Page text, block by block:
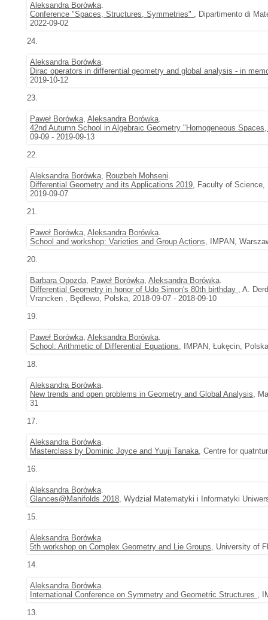
Aleksandra Borówka.
Conference "Spaces, Structures, Symmetries" , Dipartimento di
2022-09-02
24.
Aleksandra Borówka.
Dirac operators in differential geometry and global analysis - in
2019-10-12
23.
Paweł Borówka, Aleksandra Borówka.
42nd Autumn School in Algebraic Geometry "Homogeneous
09-09 - 2019-09-13
22.
Aleksandra Borówka, Rouzbeh Mohseni.
Differential Geometry and its Applications 2019, Faculty of Science,
2019-09-07
21.
Paweł Borówka, Aleksandra Borówka.
School and workshop: Varieties and Group Actions, IMPAN,
20.
Barbara Opozda, Paweł Borówka, Aleksandra Borówka.
Differential Geometry in honor of Udo Simon's 80th birthday , A.
Vrancken , Będlewo, Polska, 2018-09-07 - 2018-09-10
19.
Paweł Borówka, Aleksandra Borówka.
School: Arithmetic of Differential Equations, IMPAN, Łukęcin,
18.
Aleksandra Borówka.
New trends and open problems in Geometry and Global Analysis,
31
17.
Aleksandra Borówka.
Masterclass by Dominic Joyce and Yuuji Tanaka, Centre for
16.
Aleksandra Borówka.
Glances@Manifolds 2018, Wydział Matematyki i Informatyki
15.
Aleksandra Borówka.
5th workshop on Complex Geometry and Lie Groups, University of
14.
Aleksandra Borówka.
International Conference on Symmetry and Geometric Structures ,
13.